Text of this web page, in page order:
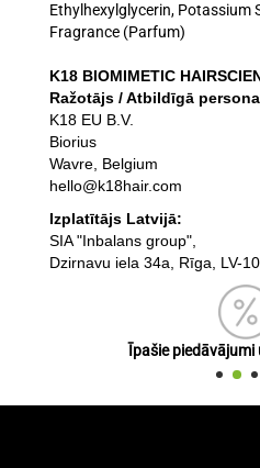
Ethylhexylglycerin, Potassium
Fragrance (Parfum)
K18 BIOMIMETIC
Ražotājs / Atbildīgā
K18 EU B.V.
Biorius
Wavre, Belgium
hello@k18hair.com
Izplatītājs Latvijā:
SIA "Inbalans group",
Dzirnavu iela 34a, Rīga, LV-
Īpašie